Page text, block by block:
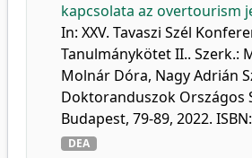
kapcsolata az overtourism
In: XXV. Tavaszi Szél
Tanulmánykötet II.. Szerk.:
Molnár Dóra, Nagy Adrián
Doktoranduszok Országos
Budapest, 79-89, 2022.
DEA